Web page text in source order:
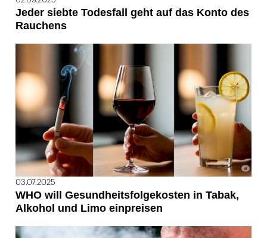
Jeder siebte Todesfall geht auf das Konto des
Rauchens
03.07.2025
WHO will Gesundheitsfolgekosten in Tabak,
Alkohol und Limo einpreisen